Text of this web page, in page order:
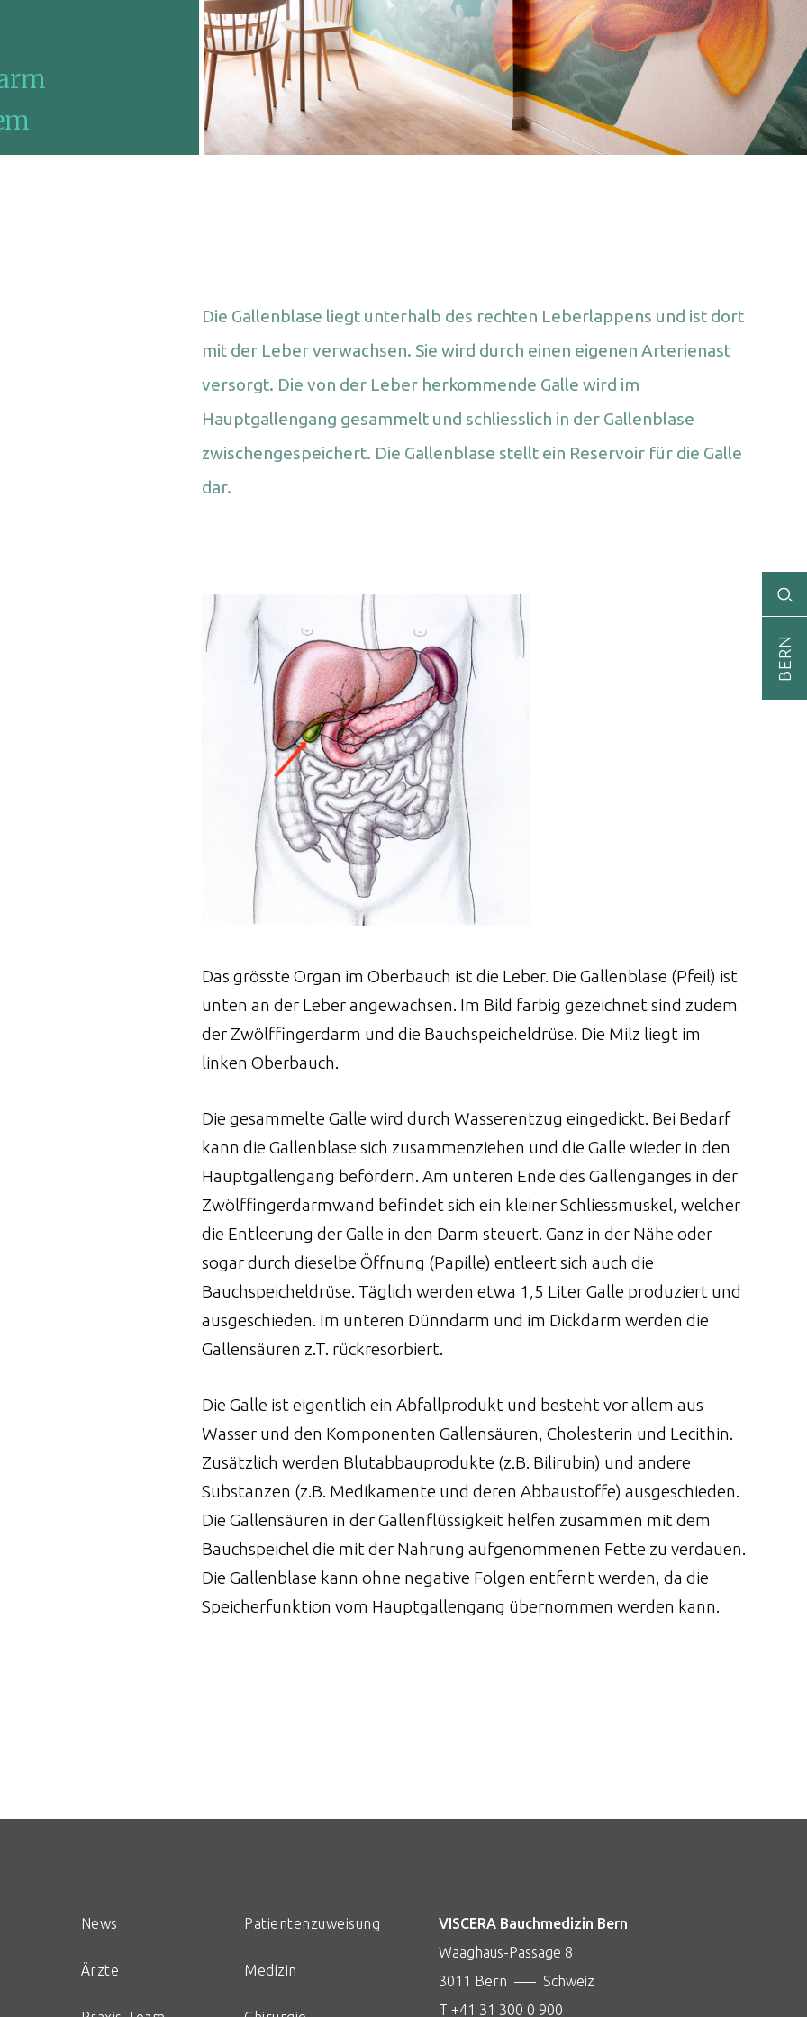
Die Gallenblase liegt unterhalb des rechten Leberlappens und ist dort
mit der Leber verwachsen. Sie wird durch einen eigenen Arterienast
versorgt. Die von der Leber herkommende Galle wird im
Hauptgallengang gesammelt und schliesslich in der Gallenblase
zwischengespeichert. Die Gallenblase stellt ein Reservoir für die Galle
dar.
Das grösste Organ im Oberbauch ist die Leber. Die Gallenblase (Pfeil) ist
unten an der Leber angewachsen. Im Bild farbig gezeichnet sind zudem
der Zwölffingerdarm und die Bauchspeicheldrüse. Die Milz liegt im
linken Oberbauch.
Die gesammelte Galle wird durch Wasserentzug eingedickt. Bei Bedarf
kann die Gallenblase sich zusammenziehen und die Galle wieder in den
Hauptgallengang befördern. Am unteren Ende des Gallenganges in der
Zwölffingerdarmwand befindet sich ein kleiner Schliessmuskel, welcher
die Entleerung der Galle in den Darm steuert. Ganz in der Nähe oder
sogar durch dieselbe Öffnung (Papille) entleert sich auch die
Bauchspeicheldrüse. Täglich werden etwa 1,5 Liter Galle produziert und
ausgeschieden. Im unteren Dünndarm und im Dickdarm werden die
Gallensäuren z.T. rückresorbiert.
Die Galle ist eigentlich ein Abfallprodukt und besteht vor allem aus
Wasser und den Komponenten Gallensäuren, Cholesterin und Lecithin.
Zusätzlich werden Blutabbauprodukte (z.B. Bilirubin) und andere
Substanzen (z.B. Medikamente und deren Abbaustoffe) ausgeschieden.
Die Gallensäuren in der Gallenflüssigkeit helfen zusammen mit dem
Bauchspeichel die mit der Nahrung aufgenommenen Fette zu verdauen.
Die Gallenblase kann ohne negative Folgen entfernt werden, da die
Speicherfunktion vom Hauptgallengang übernommen werden kann.
News
Ärzte
Patientenzuweisung
Medizin
VISCERA Bauchmedizin Bern
Waaghaus-Passage 8
3011 Bern ––– Schweiz
T +41 31 300 0 900
BERN